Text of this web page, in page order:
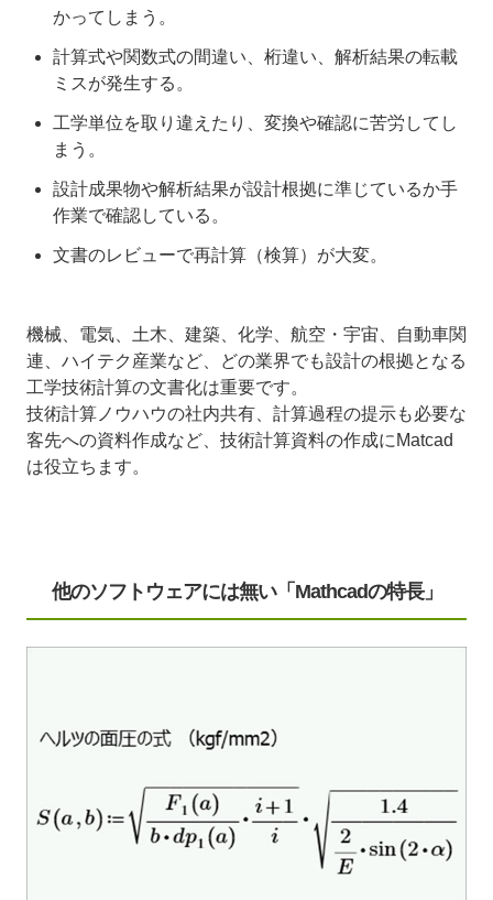
かってしまう。
計算式や関数式の間違い、桁違い、解析結果の転載
ミスが発生する。
工学単位を取り違えたり、変換や確認に苦労してし
まう。
設計成果物や解析結果が設計根拠に準じているか手
作業で確認している。
文書のレビューで再計算（検算）が大変。
機械、電気、土木、建築、化学、航空・宇宙、自動車関
連、ハイテク産業など、どの業界でも設計の根拠となる
工学技術計算の文書化は重要です。
技術計算ノウハウの社内共有、計算過程の提示も必要な
客先への資料作成など、技術計算資料の作成にMatcad
は役立ちます。
他のソフトウェアには無い「Mathcadの特長」